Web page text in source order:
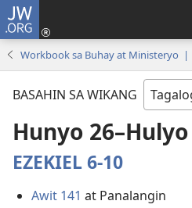
JW.ORG
Workbook sa Buhay at Ministeryo |
BASAHIN SA WIKANG
Hunyo
EZEKIEL 6-10
Awit 141 at Panalangin